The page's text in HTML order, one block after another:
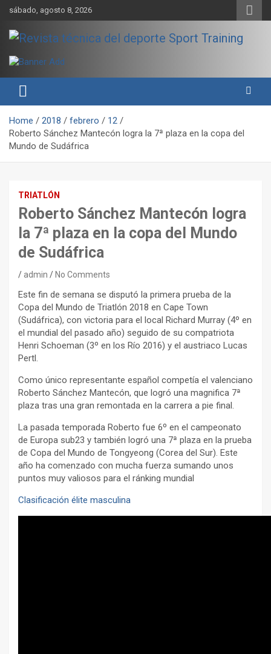
Skip
content
sábado, agosto 8, 2026
Revista técnica del deporte
Sport Training
rendimiento, nutrición y entrenamiento.
Home 2018 febrero
12
Roberto Sánchez Mantecón logra la 7ª plaza en la copa del
Mundo de Sudáfrica
TRIATLÓN
Roberto Sánchez Mantecón logra
la 7ª plaza en la copa del Mundo
de Sudáfrica
admin No Comments
Este fin de semana se disputó la primera prueba de la
Copa del Mundo de Triatlón 2018 en Cape Town
(Sudáfrica), con victoria para el local Richard Murray (4º en
el mundial del pasado año) seguido de su compatriota
Henri Schoeman (3º en los Río 2016) y el austriaco Lucas
Pertl.
Como único representante español competía el valenciano
Roberto Sánchez Mantecón, que logró una magnifica 7ª
plaza tras una gran remontada en la carrera a pie final.
La pasada temporada Roberto fue 6º en el campeonato
de Europa sub23 y también logró una 7ª plaza en la prueba
de Copa del Mundo de Tongyeong (Corea del Sur). Este
año ha comenzado con mucha fuerza sumando unos
puntos muy valiosos para el ránking mundial
Clasificación élite masculina